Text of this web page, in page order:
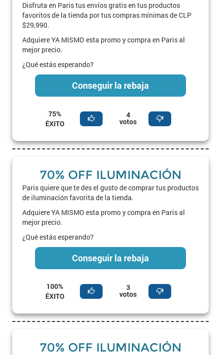
Disfruta en Paris tus envíos gratis en tus productos
favoritos de la tienda por tus compras mínimas de CLP
$29,990.
Adquiere YA MISMO esta promo y compra en Paris al
mejor precio.
¿Qué estás esperando?
Conseguir la rebaja
75%
ÉXITO
4
votos
70% OFF ILUMINACIÓN
Paris quiere que te des el gusto de comprar tus productos
de iluminación favorita de la tienda.
Adquiere YA MISMO esta promo y compra en Paris al
mejor precio.
¿Qué estás esperando?
Conseguir la rebaja
100%
ÉXITO
3
votos
70% OFF ILUMINACIÓN